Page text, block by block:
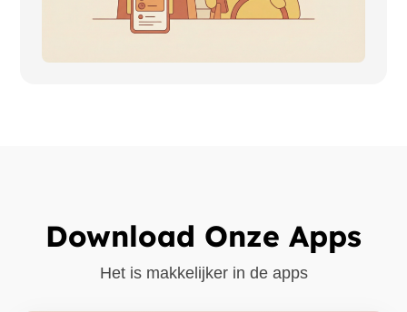
Download Onze Apps
Het is makkelijker in de apps